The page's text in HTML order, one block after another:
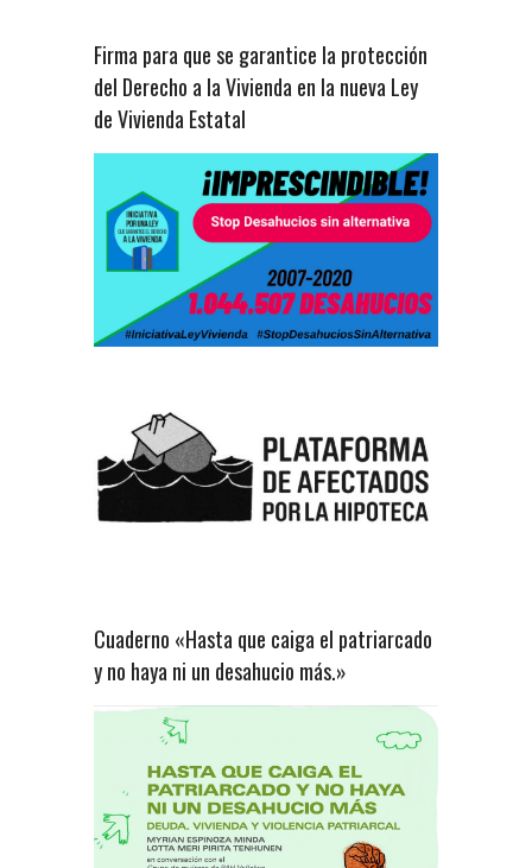
Firma para que se garantice la protección
del Derecho a la Vivienda en la nueva Ley
de Vivienda Estatal
Cuaderno «Hasta que caiga el patriarcado
y no haya ni un desahucio más.»